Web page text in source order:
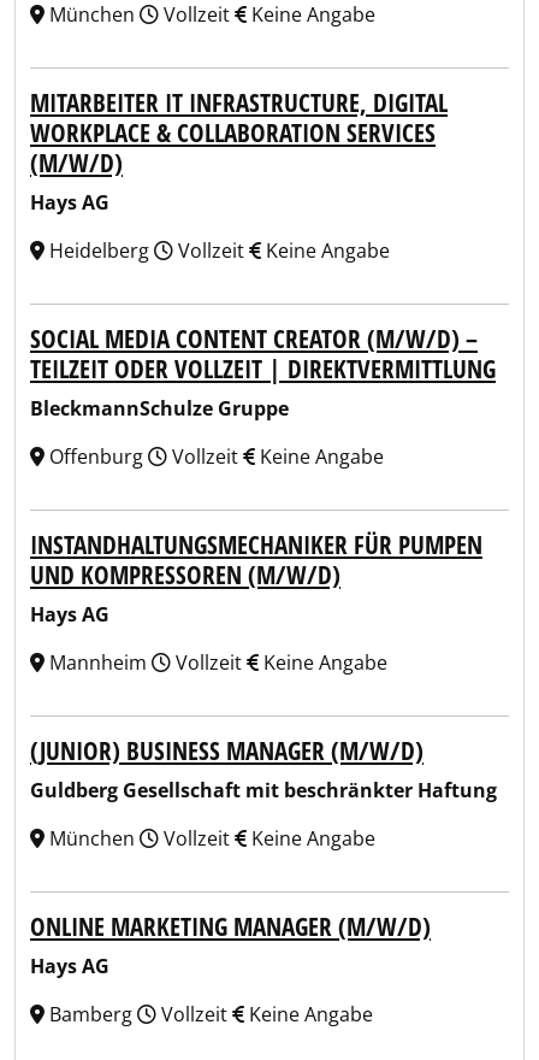
München
Vollzeit Keine Angabe
MITARBEITER IT INFRASTRUCTURE, DIGITAL
WORKPLACE & COLLABORATION SERVICES
(M/W/D)
Hays AG
Heidelberg
Vollzeit Keine Angabe
SOCIAL MEDIA CONTENT CREATOR (M/W/D) –
TEILZEIT ODER VOLLZEIT | DIREKTVERMITTLUNG
BleckmannSchulze Gruppe
Offenburg
Vollzeit Keine Angabe
INSTANDHALTUNGSMECHANIKER FÜR PUMPEN
UND KOMPRESSOREN (M/W/D)
Hays AG
Mannheim
Vollzeit Keine Angabe
(JUNIOR) BUSINESS MANAGER (M/W/D)
Guldberg Gesellschaft mit beschränkter Haftung
München
Vollzeit Keine Angabe
ONLINE MARKETING MANAGER (M/W/D)
Hays AG
Bamberg
Vollzeit Keine Angabe